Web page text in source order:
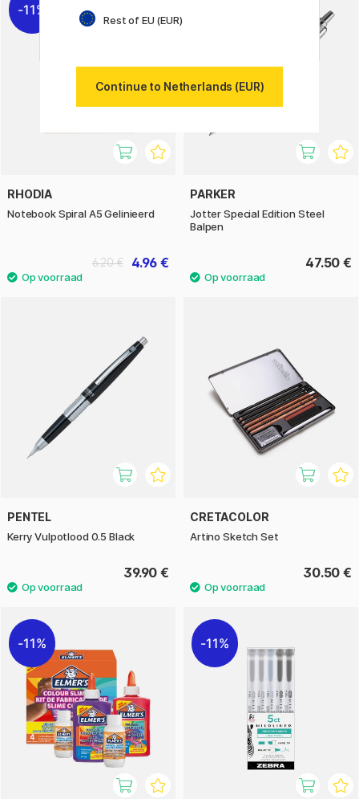
11%
RHODIA
Notebook Spiral A5 Gelinieerd
4.96 €
6.20 €
PARKER
Jotter Special Edition Steel
Balpen
47.50 €
PENTEL
Kerry Vulpotlood 0.5 Black
39.90 €
CRETACOLOR
Artino Sketch Set
30.50 €
11% 11%
Rest of EU (EUR)
Continue to Netherlands (EUR)